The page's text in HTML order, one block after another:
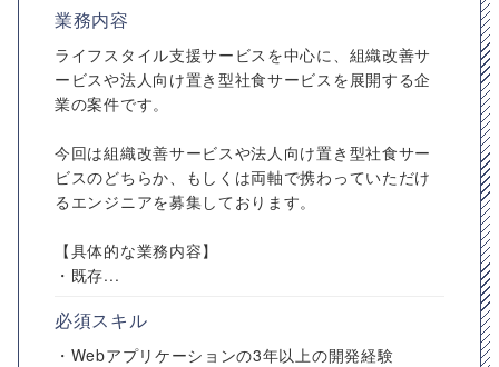
業務内容
ライフスタイル支援サービスを中心に、組織改善サ
ービスや法人向け置き型社食サービスを展開する企
業の案件です。
今回は組織改善サービスや法人向け置き型社食サー
ビスのどちらか、もしくは両軸で携わっていただけ
るエンジニアを募集しております。
【具体的な業務内容】
・既存...
必須スキル
・Webアプリケーションの3年以上の開発経験